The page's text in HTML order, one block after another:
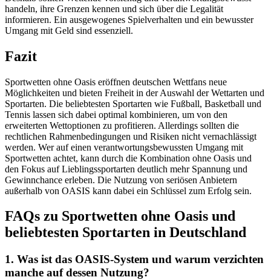
handeln, ihre Grenzen kennen und sich über die Legalität
informieren. Ein ausgewogenes Spielverhalten und ein bewusster
Umgang mit Geld sind essenziell.
Fazit
Sportwetten ohne Oasis eröffnen deutschen Wettfans neue
Möglichkeiten und bieten Freiheit in der Auswahl der Wettarten und
Sportarten. Die beliebtesten Sportarten wie Fußball, Basketball und
Tennis lassen sich dabei optimal kombinieren, um von den
erweiterten Wettoptionen zu profitieren. Allerdings sollten die
rechtlichen Rahmenbedingungen und Risiken nicht vernachlässigt
werden. Wer auf einen verantwortungsbewussten Umgang mit
Sportwetten achtet, kann durch die Kombination ohne Oasis und
den Fokus auf Lieblingssportarten deutlich mehr Spannung und
Gewinnchance erleben. Die Nutzung von seriösen Anbietern
außerhalb von OASIS kann dabei ein Schlüssel zum Erfolg sein.
FAQs zu Sportwetten ohne Oasis und
beliebtesten Sportarten in Deutschland
1. Was ist das OASIS-System und warum verzichten
manche auf dessen Nutzung?